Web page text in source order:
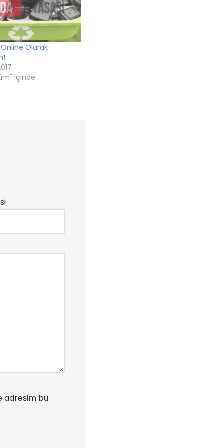
Online Olarak
içinde
adresim bu